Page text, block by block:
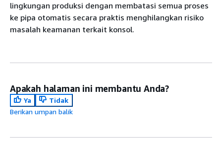
lingkungan produksi dengan membatasi semua proses
ke pipa otomatis secara praktis menghilangkan risiko
masalah keamanan terkait konsol.
Apakah halaman ini membantu Anda?
Ya
Tidak
Berikan umpan balik